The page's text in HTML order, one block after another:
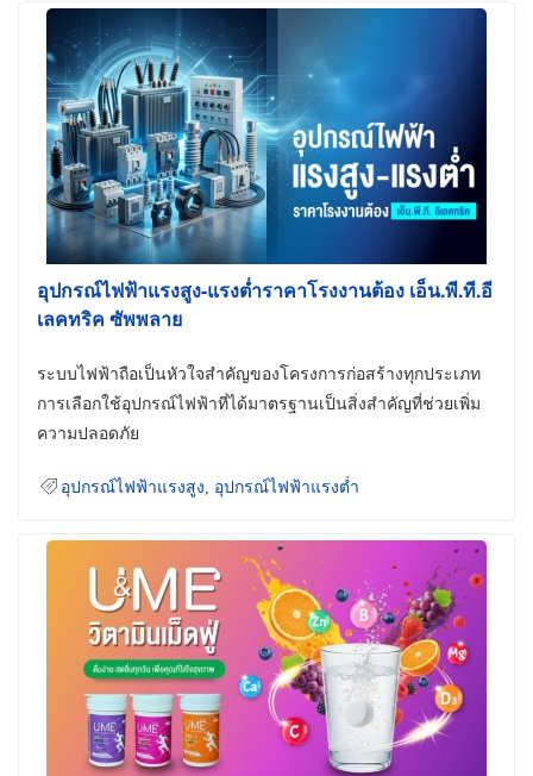
อุปกรณ์ไฟฟ้าแรงสูง-แรงต่ำราคาโรงงานต้อง เอ็น.พี.ที.อี
เลคทริค ซัพพลาย
ระบบไฟฟ้าถือเป็นหัวใจสำคัญของโครงการก่อสร้างทุกประเภท
การเลือกใช้อุปกรณ์ไฟฟ้าที่ได้มาตรฐานเป็นสิ่งสำคัญที่ช่วยเพิ่ม
ความปลอดภัย
อุปกรณ์ไฟฟ้าแรงสูง อุปกรณ์ไฟฟ้าแรงต่ำ